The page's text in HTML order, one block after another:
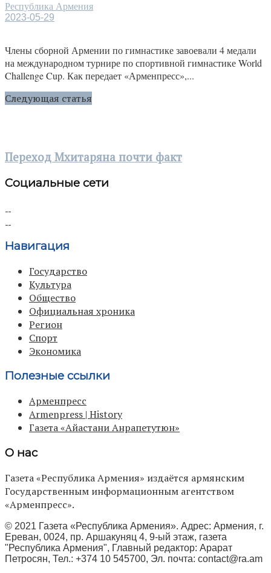
Республика Армения
2023-05-29
Члены сборной Армении по гимнастике завоевали 4 медали
на международном турнире по спортивной гимнастике World
Challenge Cup. Как передает «Арменпресс»,...
Следующая статья
Переход Мхитаряна почти факт
Социальные сети
Навигация
Государство
Культура
Общество
Официальная хроника
Регион
Спорт
Экономика
Полезные ссылки
Арменпресс
Armenpress | History
Газета «Айастани Анрапетутюн»
О нас
Газета «Республика Армения» издаётся армянским
Государственным информационным агентством
«Арменпресс».
© 2021 Газета «Республика Армения». Адрес: Армения, г.
Ереван, 0024, пр. Аршакуняц 4, 9-ый этаж, газета
"Республика Армения", Главный редактор: Арарат
Петросян, Тел.: +374 10 545700, Эл. почта: contact@ra.am